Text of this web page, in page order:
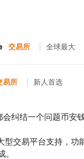
交易所 全球最大
易所 新人首选
纠结一个问题币安
型交易平台支持，功